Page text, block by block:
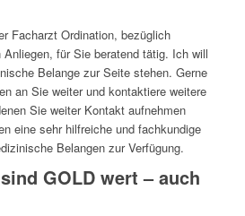
Facharzt Ordination, bezüglich
für Sie beratend tätig. Ich will
Belange zur Seite stehen. Gerne
an Sie weiter und kontaktiere weitere
Sie weiter Kontakt aufnehmen
eine sehr hilfreiche und fachkundige
Belangen zur Verfügung.
GOLD wert – auch